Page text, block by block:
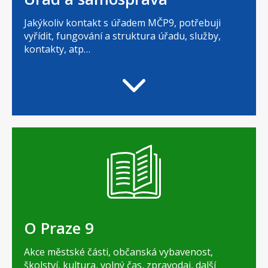
Jakýkoliv kontakt s úřadem MČP9, potřebuji
vyřídit, fungování a struktura úřadu, služby,
kontakty, atp…
O Praze 9
Akce městské části, občanská vybavenost,
školství, kultura, volný čas, zpravodaj, další